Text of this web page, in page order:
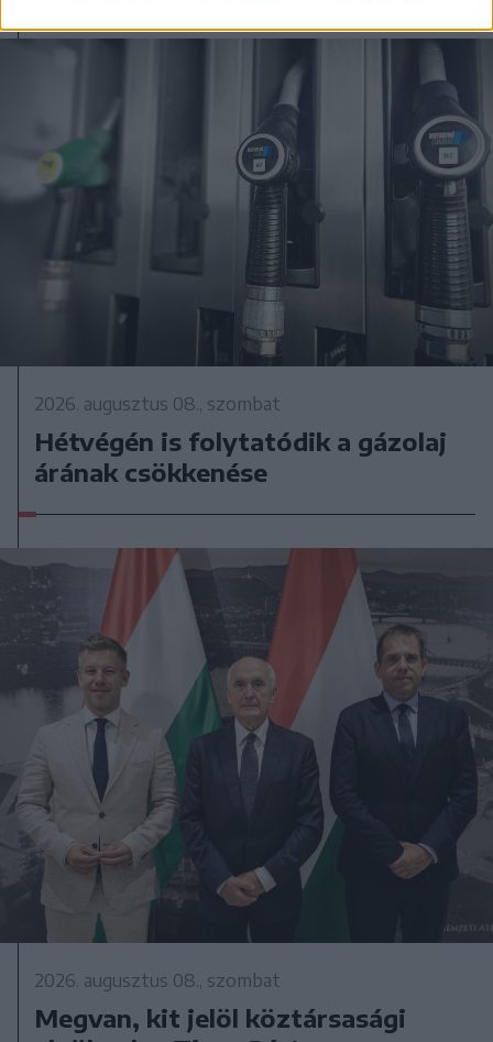
2026. augusztus 08., szombat
Hétvégén is folytatódik a gázolaj
árának csökkenése
2026. augusztus 08., szombat
Megvan, kit jelöl köztársasági